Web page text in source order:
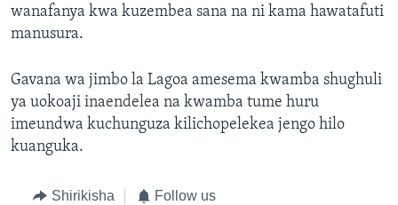
wanafanya kwa kuzembea sana na ni kama hawatafuti
manusura.
Gavana wa jimbo la Lagoa amesema kwamba shughuli
ya uokoaji inaendelea na kwamba tume huru
imeundwa kuchunguza kilichopelekea jengo hilo
kuanguka.
Shirikisha Follow us